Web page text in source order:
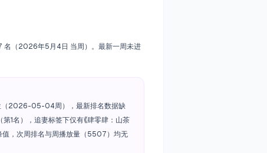
名（2026年5月4日 当周）。最新一周未进
（2026-05-04周），最新排名数据缺
1名），追妻标签下仅有《肆零肆：山茶
值，次周排名与周播放量（5507）均无